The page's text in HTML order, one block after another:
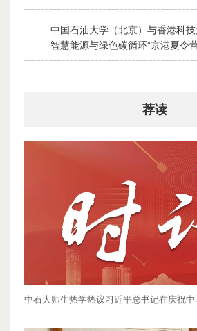
2026-07-28
中国石油大学（北京）与香港科
智慧能源与绿色碳循环”京港夏令
2026-07-30
荐读
中石大师生热学热议习近平总书记在庆祝中